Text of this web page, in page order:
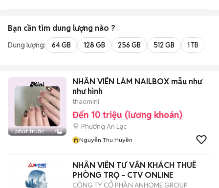
Bạn cần tìm dung lượng nào ?
Dung lượng: 64 GB 128 GB 256 GB 512 GB 1 TB
1 phút trước 1
NHÂN VIÊN LÀM NAILBOX mẫu như
như hình
thaomini
Đến 10 triệu (lương khoán)
Phường An Lạc
nNguyễn Thu Huyền
NHÂN VIÊN TƯ VẤN KHÁCH THUÊ
PHÒNG TRỌ - CTV ONLINE
CÔNG TY CỔ PHẦN ANHOME GROUP